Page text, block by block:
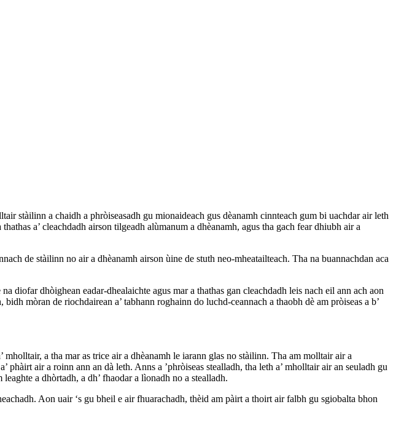
stàilinn a chaidh a phròiseasadh gu mionaideach gus dèanamh cinnteach gum bi uachdar air leth
a’ cleachdadh airson tilgeadh alùmanum a dhèanamh, agus tha gach fear dhiubh air a
de stàilinn no air a dhèanamh airson ùine de stuth neo-mheatailteach. Tha na buannachdan aca
diofar dhòighean eadar-dhealaichte agus mar a thathas gan cleachdadh leis nach eil ann ach aon
mòran de riochdairean a’ tabhann roghainn do luchd-ceannach a thaobh dè am pròiseas a b’
a tha mar as trice air a dhèanamh le iarann ​​​​glas no stàilinn. Tha am molltair air a
air a roinn ann an dà leth. Anns a ’phròiseas stealladh, tha leth a’ mholltair air an seuladh gu
a dhòrtadh, a dh’ fhaodar a lìonadh no a stealladh.
Aon uair ‘s gu bheil e air fhuarachadh, thèid am pàirt a thoirt air falbh gu sgiobalta bhon